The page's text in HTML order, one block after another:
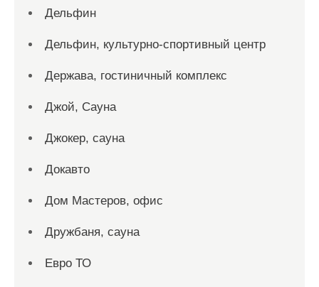
Дельфин
Дельфин, культурно-спортивный центр
Держава, гостиничный комплекс
Джой, Сауна
Джокер, сауна
Докавто
Дом Мастеров, офис
Дружбаня, сауна
Евро ТО